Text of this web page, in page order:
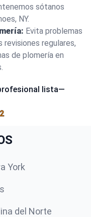
sótanos
NY.
Evita problemas
regulares,
de plomería en
lista—
York
del Norte